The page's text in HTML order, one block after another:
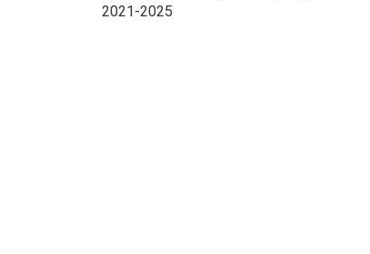
2021-2025